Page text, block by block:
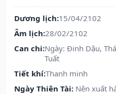
Dương lịch:15/04/2102
Âm lịch:28/02/2102
Can chi:Ngày: Đinh Dậu,
Tuất
Tiết khí:Thanh minh
Ngày Thiên Tài: Nên xuất